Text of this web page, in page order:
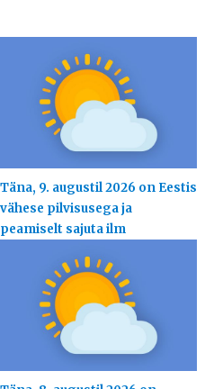
Täna, 9. augustil 2026 on Eestis
vähese pilvisusega ja
peamiselt sajuta ilm